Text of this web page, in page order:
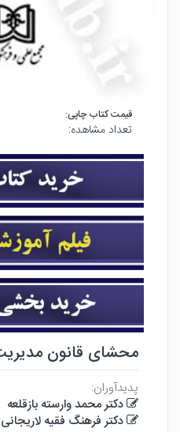
قیمت کتاب چاپی:
تعداد مشاهده:
محشای قانون
پدیدآوران:
دکتر محمد وارسته بازقلعه
دکتر فرهنگ فقیه لاریجانی